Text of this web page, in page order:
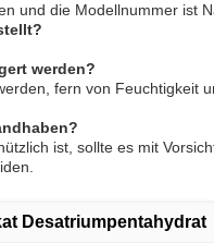
und die Modellnummer ist
werden?
fern von
ist, sollte es mit
Desatriumpentahydrat